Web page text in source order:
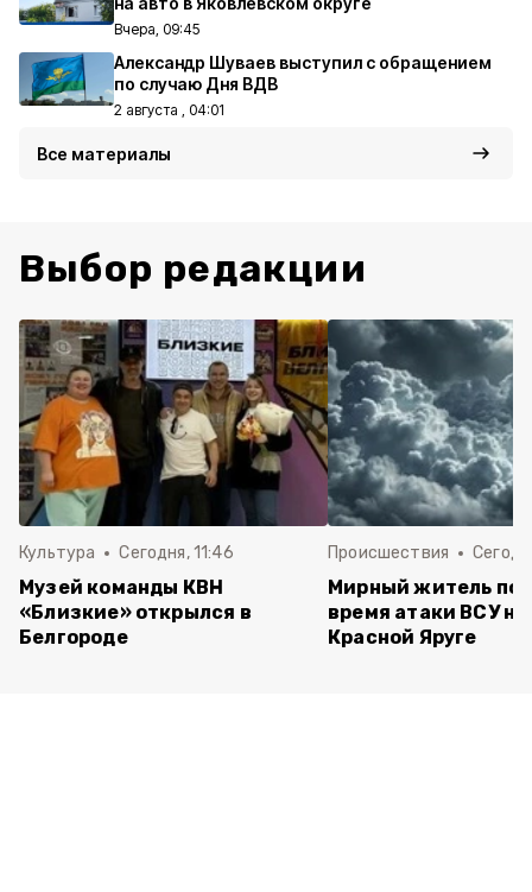
Вчера, 09:45
Александр Шуваев выступил с обращением
по случаю Дня ВДВ
2 августа , 04:01
Все материалы
Выбор редакции
Культура Сегодня, 11:46
Музей команды КВН
«Близкие» открылся в
Белгороде
Происшествия
Мирный житель
время атаки ВСУ на
Красной Яруге